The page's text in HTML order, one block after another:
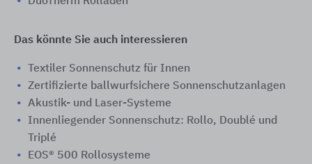
Das könnte Sie auch interessieren
Textiler Sonnenschutz für Innen
Zertifizierte ballwurfsichere Sonnenschutzanlagen
Akustik- und Laser-Systeme
Innenliegender Sonnenschutz: Rollo, Doublé und
Triplé
EOS® 500 Rollosysteme